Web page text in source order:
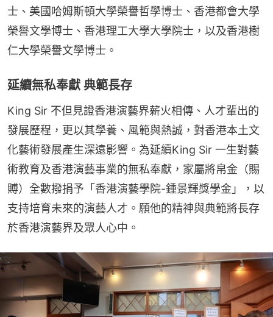
士、美國哈姆斯頓大學榮譽哲學博士、香港都會大學
榮譽文學博士、香港理工大學大學院士，以及香港樹
仁大學榮譽文學博士。
延續無私奉獻 典範長存
King Sir 不但見證香港演藝界薪火相傳、人才輩出的
發展歷程，更以其學養、風範與熱誠，對香港本土文
化藝術發展產生深遠影響。為延續King Sir 一生對藝
術教育及香港演藝事業的無私奉獻，家屬將帛金（賜
賻）全數撥捐予「香港演藝學院-鍾景輝獎學金」，以
支持培育未來的演藝人才。願他的精神與典範將長存
於香港演藝界及眾人心中。